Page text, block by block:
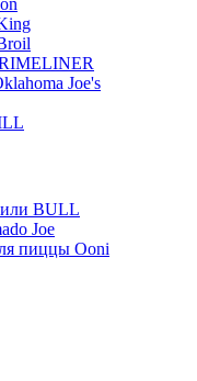
Joe's
BULL
Joe
пиццы Ooni